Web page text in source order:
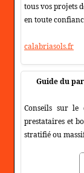
tous vos projets
en toute
calabriasols.fr
Guide du
Conseils sur le
prestataires et
stratifié ou